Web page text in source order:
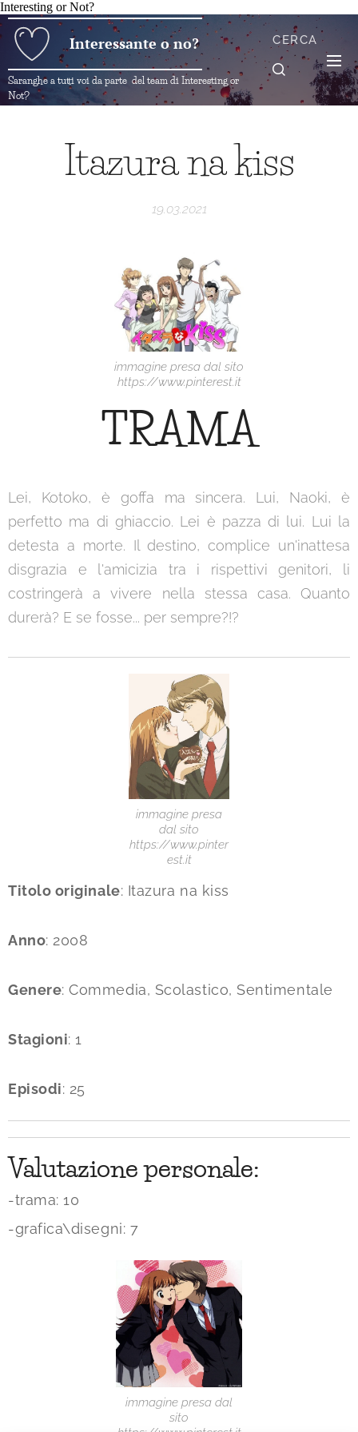
Interesting or Not?
Interessante o no?
Saranghe a tutti voi da parte del team di Interesting or
Not?
CERCA
Itazura na kiss
19.03.2021
immagine presa dal sito
https://www.pinterest.it
TRAMA
Lei, Kotoko, è goffa ma sincera. Lui, Naoki, è
perfetto ma di ghiaccio. Lei è pazza di lui. Lui la
detesta a morte. Il destino, complice un'inattesa
disgrazia e l'amicizia tra i rispettivi genitori, li
costringerà a vivere nella stessa casa. Quanto
durerà? E se fosse... per sempre?!?
immagine presa
dal sito
https://www.pinter
est.it
Titolo originale: Itazura na kiss
Anno: 2008
Genere: Commedia, Scolastico, Sentimentale
Stagioni: 1
Episodi: 25
Valutazione personale:
-trama: 10
-grafica\disegni: 7
immagine presa dal
sito